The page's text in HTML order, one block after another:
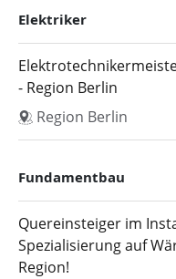
Elektriker
- Region Berlin
Region Berlin
Fundamentbau
Quereinsteiger im
Spezialisierung auf
Region!